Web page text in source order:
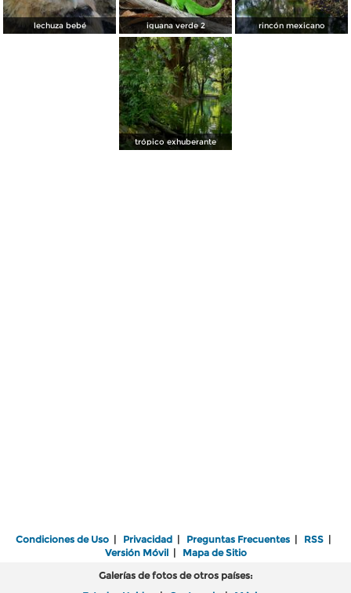
lechuza bebé iguana verde 2 rincón mexicano
trópico exhuberante
Condiciones de Uso | Privacidad | Preguntas Frecuentes | RSS |
Versión Móvil| Mapa de Sitio
Galerías de fotos de otros países: